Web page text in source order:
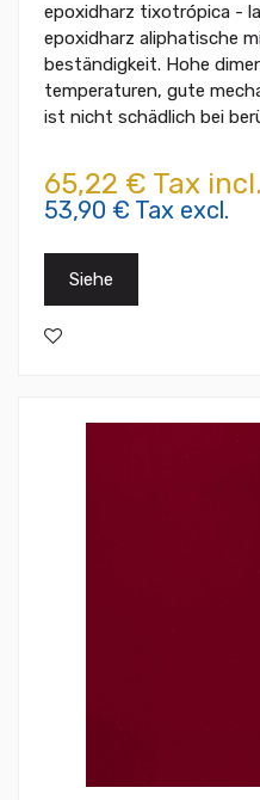
epoxidharz tixotrópica -
epoxidharz aliphatische
beständigkeit. Hohe
temperaturen, gute
ist nicht schädlich bei
65,22 € Tax incl.
53,90 € Tax excl.
Siehe